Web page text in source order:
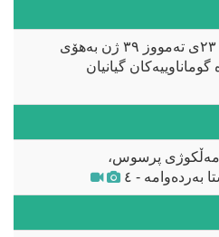
لە کانوونی دووەم تا ٢٣ی تەمووز ٣٩ ژن بەهۆی
گیانیان
کۆمەڵکوژی پرسوس،
بەردەوامە - ٤